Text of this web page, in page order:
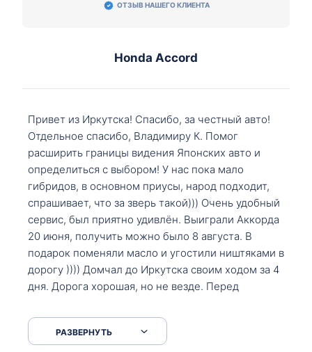
ОТЗЫВ НАШЕГО КЛИЕНТА
Honda Accord
Привет из Иркутска! Спасибо, за честный авто!
Отдельное спасибо, Владимиру К. Помог
расширить границы видения Японских авто и
определиться с выбором! У нас пока мало
гибридов, в основном приусы, народ подходит,
спрашивает, что за зверь такой))) Очень удобный
сервис, был приятно удивлён. Выиграли Аккорда
20 июня, получить можно было 8 августа. В
подарок поменяли масло и угостили ништяками в
дорогу )))) Домчал до Иркутска своим ходом за 4
дня. Дорога хорошая, но не везде. Перед
серпантинах по пути следования.
РАЗВЕРНУТЬ